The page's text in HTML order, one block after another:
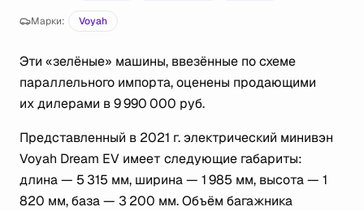
Марки: Voyah
Эти «зелёные» машины, ввезённые по схеме
параллельного импорта, оценены продающими
их дилерами в 9 990 000 руб.
Представленный в 2021 г. электрический минивэн
Voyah Dream EV имеет следующие габариты:
длина — 5 315 мм, ширина — 1 985 мм, высота — 1
820 мм, база — 3 200 мм. Объём багажника